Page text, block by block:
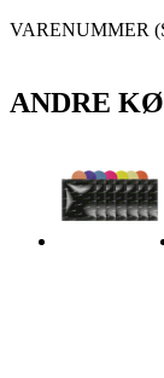
VARENUMMER
ANDRE